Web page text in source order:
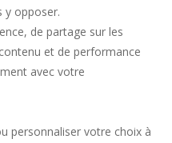
y opposer.
de partage sur les
et de performance
avec votre
personnaliser votre choix à